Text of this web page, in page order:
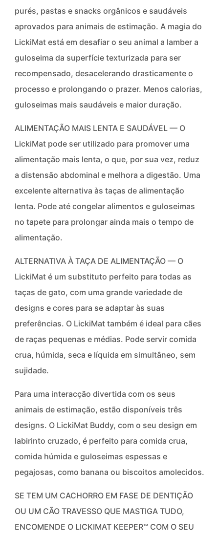
purés, pastas e snacks orgânicos e saudáveis
aprovados para animais de estimação. A magia do
LickiMat está em desafiar o seu animal a lamber a
guloseima da superfície texturizada para ser
recompensado, desacelerando drasticamente o
processo e prolongando o prazer. Menos calorias,
guloseimas mais saudáveis e maior duração.
ALIMENTAÇÃO MAIS LENTA E SAUDÁVEL — O
LickiMat pode ser utilizado para promover uma
alimentação mais lenta, o que, por sua vez, reduz
a distensão abdominal e melhora a digestão. Uma
excelente alternativa às taças de alimentação
lenta. Pode até congelar alimentos e guloseimas
no tapete para prolongar ainda mais o tempo de
alimentação.
ALTERNATIVA À TAÇA DE ALIMENTAÇÃO — O
LickiMat é um substituto perfeito para todas as
taças de gato, com uma grande variedade de
designs e cores para se adaptar às suas
preferências. O LickiMat também é ideal para cães
de raças pequenas e médias. Pode servir comida
crua, húmida, seca e líquida em simultâneo, sem
sujidade.
Para uma interacção divertida com os seus
animais de estimação, estão disponíveis três
designs. O LickiMat Buddy, com o seu design em
labirinto cruzado, é perfeito para comida crua,
comida húmida e guloseimas espessas e
pegajosas, como banana ou biscoitos amolecidos.
SE TEM UM CACHORRO EM FASE DE DENTIÇÃO
OU UM CÃO TRAVESSO QUE MASTIGA TUDO,
ENCOMENDE O LICKIMAT KEEPER™ COM O SEU